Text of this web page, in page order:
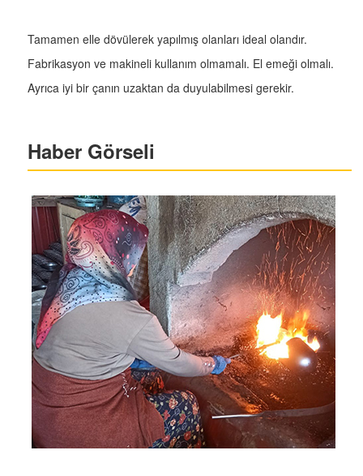
Tamamen elle dövülerek yapılmış olanları ideal olandır.
Fabrikasyon ve makineli kullanım olmamalı. El emeği olmalı.
Ayrıca iyi bir çanın uzaktan da duyulabilmesi gerekir.
Haber Görseli